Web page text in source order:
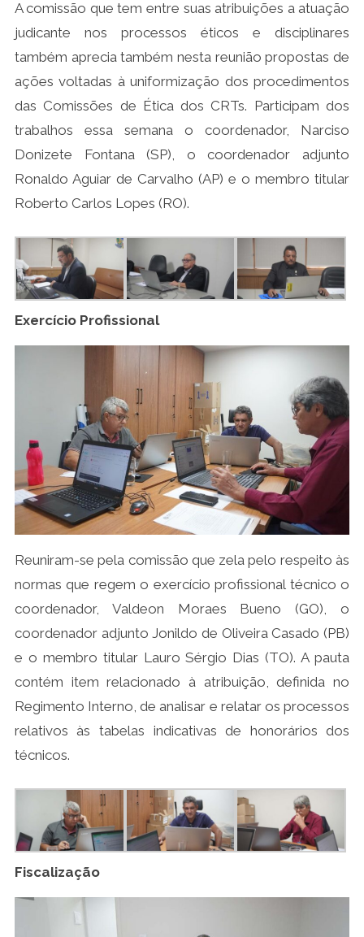
A comissão que tem entre suas atribuições a atuação
judicante nos processos éticos e disciplinares
também aprecia também nesta reunião propostas de
ações voltadas à uniformização dos procedimentos
das Comissões de Ética dos CRTs. Participam dos
trabalhos essa semana o coordenador, Narciso
Donizete Fontana (SP), o coordenador adjunto
Ronaldo Aguiar de Carvalho (AP) e o membro titular
Roberto Carlos Lopes (RO).
Exercício Profissional
Reuniram-se pela comissão que zela pelo respeito às
normas que regem o exercício profissional técnico o
coordenador, Valdeon Moraes Bueno (GO), o
coordenador adjunto Jonildo de Oliveira Casado (PB)
e o membro titular Lauro Sérgio Dias (TO). A pauta
contém item relacionado à atribuição, definida no
Regimento Interno, de analisar e relatar os processos
relativos às tabelas indicativas de honorários dos
técnicos.
Fiscalização